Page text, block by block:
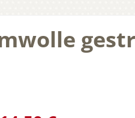
Regulärer Preis: